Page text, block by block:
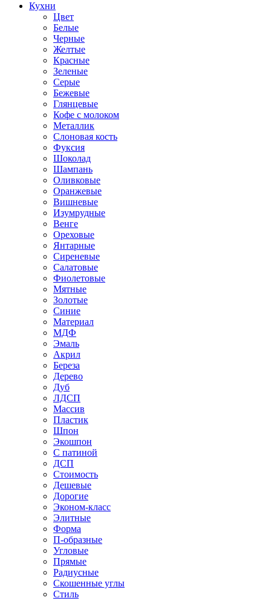
Кухни
Цвет
Белые
Черные
Желтые
Красные
Зеленые
Серые
Бежевые
Глянцевые
Кофе с молоком
Металлик
Слоновая кость
Фуксия
Шоколад
Шампань
Оливковые
Оранжевые
Вишневые
Изумрудные
Венге
Ореховые
Янтарные
Сиреневые
Салатовые
Фиолетовые
Мятные
Золотые
Синие
Материал
МДФ
Эмаль
Акрил
Береза
Дерево
Дуб
ЛДСП
Массив
Пластик
Шпон
Экошпон
С патиной
ДСП
Стоимость
Дешевые
Дорогие
Эконом-класс
Элитные
Форма
П-образные
Угловые
Прямые
Радиусные
Скошенные углы
Стиль